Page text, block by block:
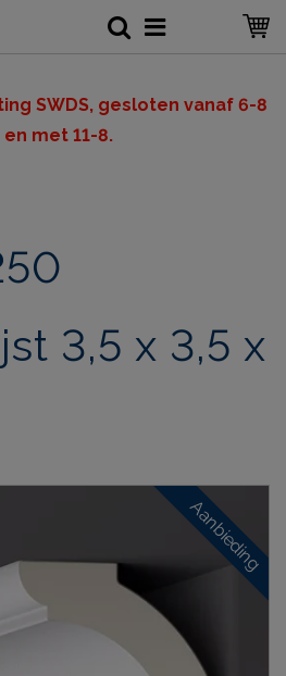
SWDS, gesloten vanaf 6-8
met 11-8.
3,5 x 3,5 x
Aanbieding